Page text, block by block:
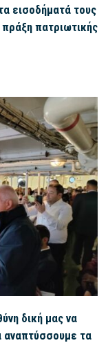
εισοδήματά τους
πατριωτικής
δική μας να
αναπτύσσουμε τα